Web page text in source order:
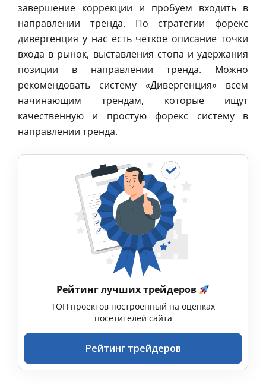
завершение коррекции и пробуем входить в
направлении тренда. По стратегии форекс
дивергенция у нас есть четкое описание точки
входа в рынок, выставления стопа и удержания
позиции в направлении тренда. Можно
рекомендовать систему «Дивергенция» всем
начинающим трендам, которые ищут
качественную и простую форекс систему в
направлении тренда.
Рейтинг лучших трейдеров
ТОП проектов построенный на оценках
посетителей сайта
Рейтинг трейдеров